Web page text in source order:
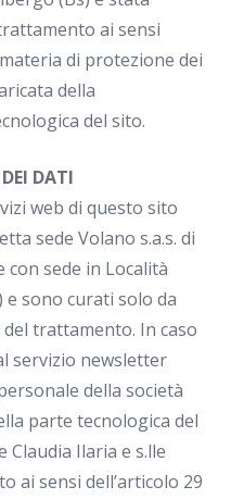
ai sensi
di protezione dei
della
del sito.
DATI
web di questo sito
sede Volano s.a.s. di
con sede in Località
e sono curati solo da
trattamento. In caso
servizio newsletter
della società
parte tecnologica del
Claudia Ilaria e s.lle
ai sensi dell’articolo 29